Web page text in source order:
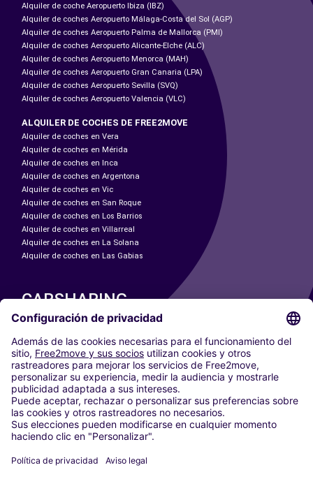
Alquiler de coche Aeropuerto Ibiza (IBZ)
Alquiler de coches Aeropuerto Málaga-Costa del Sol (AGP)
Alquiler de coches Aeropuerto Palma de Mallorca (PMI)
Alquiler de coches Aeropuerto Alicante-Elche (ALC)
Alquiler de coches Aeropuerto Menorca (MAH)
Alquiler de coches Aeropuerto Gran Canaria (LPA)
Alquiler de coches Aeropuerto Sevilla (SVQ)
Alquiler de coches Aeropuerto Valencia (VLC)
ALQUILER DE COCHES DE FREE2MOVE
Alquiler de coches en Vera
Alquiler de coches en Mérida
Alquiler de coches en Inca
Alquiler de coches en Argentona
Alquiler de coches en Vic
Alquiler de coches en San Roque
Alquiler de coches en Los Barrios
Alquiler de coches en Villarreal
Alquiler de coches en La Solana
Alquiler de coches en Las Gabias
CARSHARING
NUESTRAS CIUDADES
Paris
Madrid
Washington DC
Milán
Roma
Turín
Viena
Berlín
Düsseldorf